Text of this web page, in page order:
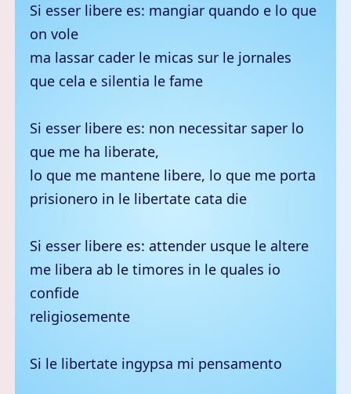
Si esser libere es: mangiar quando e lo que
on vole
ma lassar cader le micas sur le jornales
que cela e silentia le fame
Si esser libere es: non necessitar saper lo
que me ha liberate,
lo que me mantene libere, lo que me porta
prisionero in le libertate cata die
Si esser libere es: attender usque le altere
me libera ab le timores in le quales io
confide
religiosemente
Si le libertate ingypsa mi pensamento